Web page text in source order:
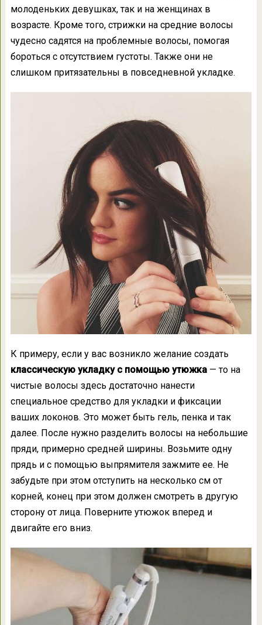
молоденьких девушках, так и на женщинах в
возрасте. Кроме того, стрижки на средние волосы
чудесно садятся на проблемные волосы, помогая
бороться с отсутствием густоты. Также они не
слишком притязательны в повседневной укладке.
К примеру, если у вас возникло желание создать
классическую укладку с помощью утюжка— то на
чистые волосы здесь достаточно нанести
специальное средство для укладки и фиксации
ваших локонов. Это может быть гель, пенка и так
далее. После нужно разделить волосы на небольшие
пряди, примерно средней ширины. Возьмите одну
прядь и с помощью выпрямителя зажмите ее. Не
забудьте при этом отступить на несколько см от
корней, конец при этом должен смотреть в другую
сторону от лица. Поверните утюжок вперед и
двигайте его вниз.